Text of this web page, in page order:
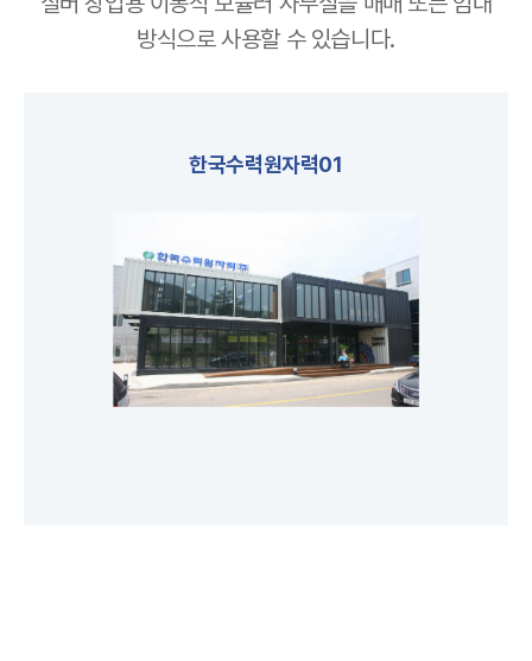
방식으로 사용할 수 있습니다.
한국수력원자력01